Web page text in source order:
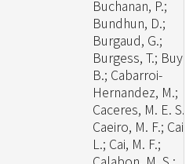
Buchanan, P.;
Bundhun, D.;
Burgaud, G.;
Burgess, T.;
B.; Cabarroi-
Hernandez, M.;
Caceres, M. E. S.;
Caeiro, M. F.; Cai,
L.; Cai, M. F.;